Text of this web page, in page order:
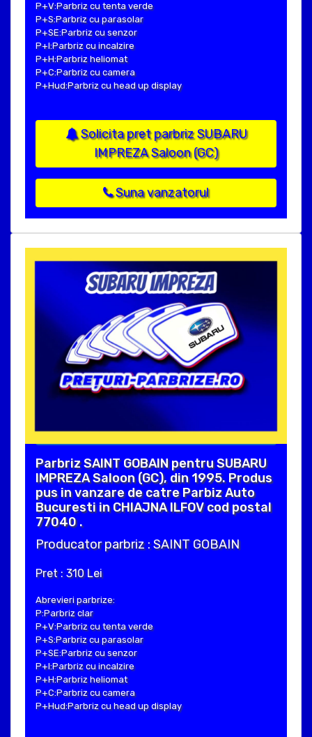
P+V:Parbriz cu tenta verde
P+S:Parbriz cu parasolar
P+SE:Parbriz cu senzor
P+I:Parbriz cu incalzire
P+H:Parbriz heliomat
P+C:Parbriz cu camera
P+Hud:Parbriz cu head up display
Solicita pret parbriz SUBARU
IMPREZA Saloon (GC)
Suna vanzatorul
Parbriz SAINT GOBAIN pentru SUBARU
IMPREZA Saloon (GC), din 1995. Produs
pus in vanzare de catre Parbiz Auto
Bucuresti in CHIAJNA ILFOV cod postal
77040 .
Producator parbriz : SAINT GOBAIN
Pret : 310 Lei
Abrevieri parbrize:
P:Parbriz clar
P+V:Parbriz cu tenta verde
P+S:Parbriz cu parasolar
P+SE:Parbriz cu senzor
P+I:Parbriz cu incalzire
P+H:Parbriz heliomat
P+C:Parbriz cu camera
P+Hud:Parbriz cu head up display